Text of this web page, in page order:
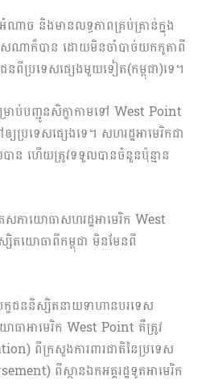
ាច និងមានលទ្ធភាពគ្រប់គ្រាន់ក្នុង
សណាក៏បាន ដោយមិនចាំបាច់យកកូតាពី
ពីប្រទេសផ្សេងមួយទៀត(កម្ពុជា)ទេ។
ប់បញ្ជូនសិក្ខាកាមទៅ West Point
យប្រទេសផ្សេងទេ។ សហរដ្ឋអាមេរិកជា
ន ហើយត្រូវទទួលបានចំនួនប៉ុន្មាន
ភាយោធាសហរដ្ឋអាមេរិក West
តយោធាពីកម្ពុជា មិនមែនពី
ក្ខជននិស្សិតនាយទាហានបរទេស
ាអាមេរិក West Point គឺត្រូវ
ពីក្រសួងការពារជាតិនៃប្រទេស
ពីស្ថានឯកអគ្គរដ្ឋទូតអាមេរិក